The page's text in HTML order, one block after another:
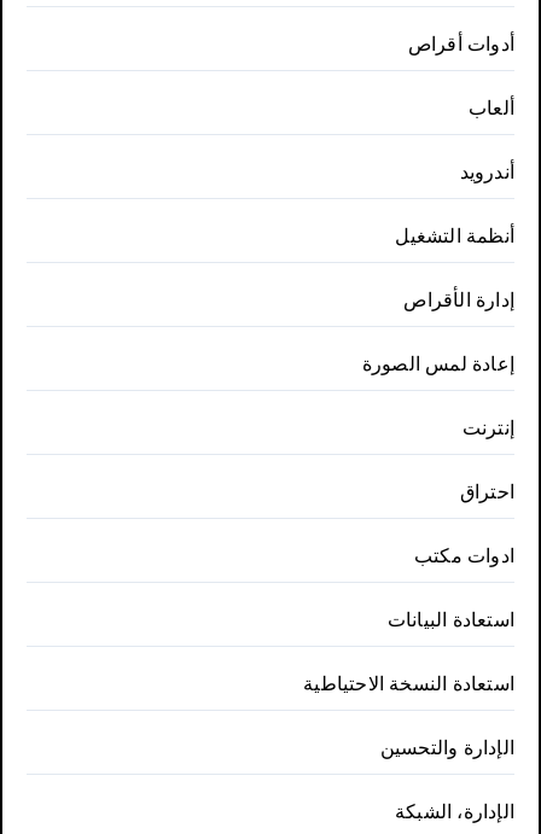
أدوات أقراص
ألعاب
أندرويد
أنظمة التشغيل
إدارة الأقراص
إعادة لمس الصورة
إنترنت
احتراق
ادوات مكتب
استعادة البيانات
استعادة النسخة الاحتياطية
الإدارة والتحسين
الإدارة، الشبكة